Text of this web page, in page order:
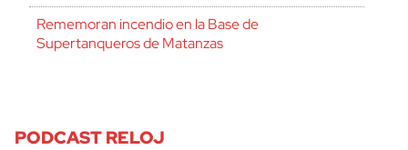
Rememoran incendio en la Base de
Supertanqueros de Matanzas
PODCAST RELOJ